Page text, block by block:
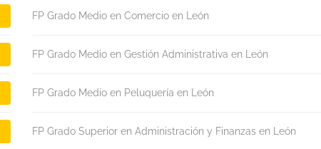
FP Grado Medio en Comercio en León
FP Grado Medio en Gestión Administrativa en León
FP Grado Medio en Peluquería en León
FP Grado Superior en Administración y Finanzas en León